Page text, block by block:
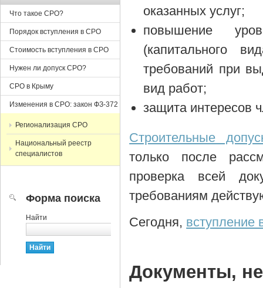
оказанных услуг;
повышение
(капитального
требований при
вид работ;
защита интересов
Строительные
только после
проверка всей
требованиям
Сегодня, вступление
Документы,
Что такое СРО?
Порядок вступления в СРО
Стоимость вступления в СРО
Нужен ли допуск СРО?
СРО в Крыму
Изменения в СРО: закон ФЗ-372
Регионализация СРО
Национальный реестр
специалистов
Форма поиска
Найти